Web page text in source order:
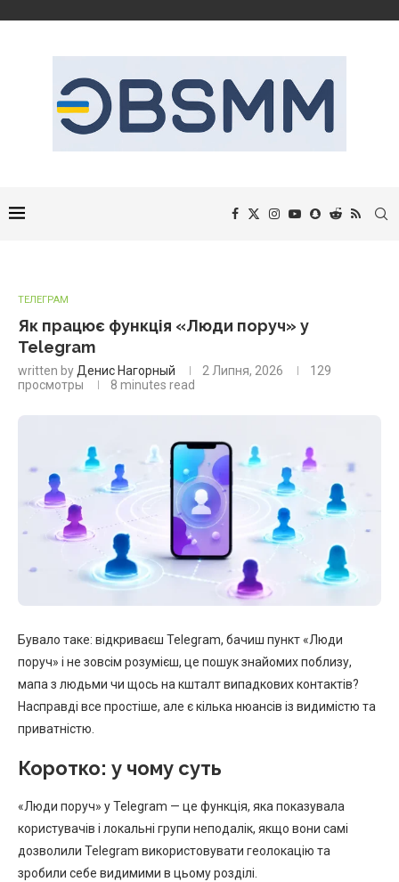
ТЕЛЕГРАМ
Як працює функція «Люди поруч» у
Telegram
written by Денис Нагорный 2 Липня, 2026
129
просмотры
8 minutes read
Бувало таке: відкриваєш Telegram, бачиш пункт «Люди
поруч» і не зовсім розумієш, це пошук знайомих поблизу,
мапа з людьми чи щось на кшталт випадкових контактів?
Насправді все простіше, але є кілька нюансів із видимістю та
приватністю.
Коротко: у чому суть
«Люди поруч» у Telegram — це функція, яка показувала
користувачів і локальні групи неподалік, якщо вони самі
дозволили Telegram використовувати геолокацію та
зробили себе видимими в цьому розділі.